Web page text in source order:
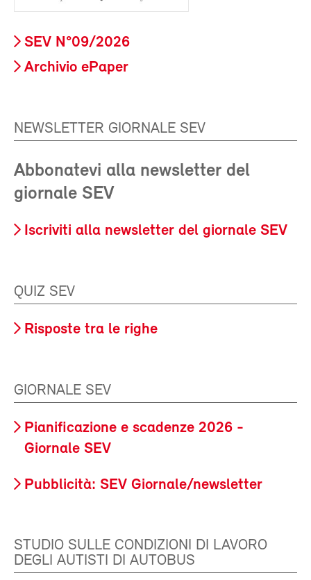
SEV N°09/2026
Archivio ePaper
NEWSLETTER GIORNALE SEV
Abbonatevi alla newsletter del
giornale SEV
Iscriviti alla newsletter del giornale SEV
QUIZ SEV
Risposte tra le righe
GIORNALE SEV
Pianificazione e scadenze 2026 -
Giornale SEV
Pubblicità: SEV Giornale/newsletter
STUDIO SULLE CONDIZIONI DI LAVORO
DEGLI AUTISTI DI AUTOBUS